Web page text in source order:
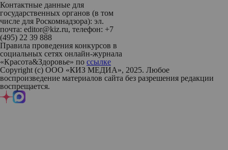
Контактные данные для
государственных органов (в том
числе для Роскомнадзора): эл.
почта: editor@kiz.ru, телефон: +7
(495) 22 39 888
Правила проведения конкурсов в
социальных сетях онлайн-журнала
«Красота&Здоровье» по ссылке
Copyright (с) ООО «КИЗ МЕДИА», 2025. Любое
воспроизведение материалов сайта без разрешения редакции
воспрещается.